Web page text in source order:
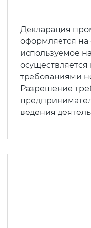
Декларация
оформляется на
используемое
осуществляется
требованиями
Разрешение
ведения